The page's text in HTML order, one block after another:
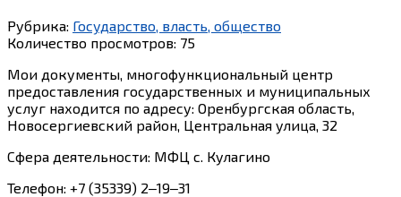
Рубрика: Государство, власть, общество
Количество просмотров: 75
Мои документы, многофункциональный центр
предоставления государственных и муниципальных
услуг находится по адресу: Оренбургская область,
Новосергиевский район, Центральная улица, 32
Сфера деятельности: МФЦ с. Кулагино
Телефон: +7 (35339) 2‒19‒31